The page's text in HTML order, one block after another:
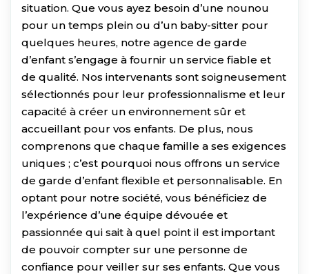
situation. Que vous ayez besoin d’une nounou
pour un temps plein ou d’un baby-sitter pour
quelques heures, notre agence de garde
d’enfant s’engage à fournir un service fiable et
de qualité. Nos intervenants sont soigneusement
sélectionnés pour leur professionnalisme et leur
capacité à créer un environnement sûr et
accueillant pour vos enfants. De plus, nous
comprenons que chaque famille a ses exigences
uniques ; c’est pourquoi nous offrons un service
de garde d’enfant flexible et personnalisable. En
optant pour notre société, vous bénéficiez de
l’expérience d’une équipe dévouée et
passionnée qui sait à quel point il est important
de pouvoir compter sur une personne de
confiance pour veiller sur ses enfants. Que vous